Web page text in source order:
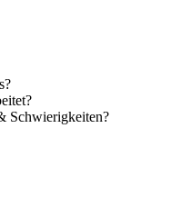
Schwierigkeiten?